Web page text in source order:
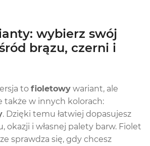
wybierz swój
brązu, czerni i
to fioletowy wariant, ale
także w innych kolorach:
. Dzięki temu łatwiej dopasujesz
okazji i własnej palety barw. Fiolet
sprawdza się, gdy chcesz